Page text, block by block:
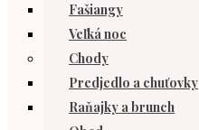
Fašiangy
Veľká noc
Chody
Predjedlo a chuťovky
Raňajky a brunch